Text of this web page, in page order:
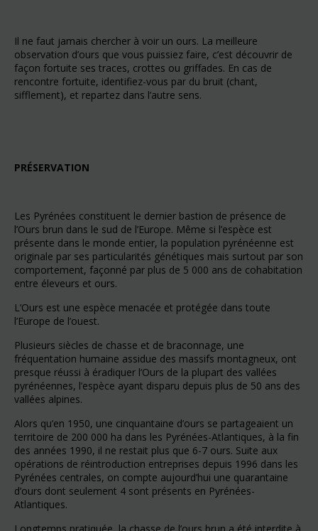
Il ne faut jamais chercher à voir un ours. La meilleure
observation d’ours que vous puissiez faire, c’est découvrir de
façon fortuite ses traces, crottes ou griffades. En cas de
rencontre fortuite, identifiez-vous par du bruit (chant,
sifflement), et repartez dans l’autre sens.
PRÉSERVATION
Les Pyrénées constituent le dernier bastion de présence de
l’Ours brun dans le sud de l’Europe. Même si l’espèce est
présente dans le monde entier, la population pyrénéenne est
originale par ses particularités génétiques mais surtout par son
comportement, façonné par plus de 5 000 ans de cohabitation
entre éleveurs et ours.
L’Ours est une espèce menacée et protégée dans toute
l’Europe de l’ouest.
Plusieurs siècles de chasse et de braconnage, une
fréquentation humaine assidue des massifs montagneux, ont
presque réussi à éradiquer l’Ours de la plupart des vallées
pyrénéennes, l’espèce ayant disparu depuis plus de 50 ans des
vallées alpines.
Alors qu’en 1950, une cinquantaine d’ours se partageaient un
territoire de 200 000 ha dans les Pyrénées-Atlantiques, à la fin
des années 1990, il ne restait plus que 6-7 ours. Suite aux
opérations de réintroduction entreprises depuis 1996 dans les
Pyrénées centrales, on compte aujourd’hui une quarantaine
d’ours dont seulement 4 sont présents en Pyrénées-
Atlantiques.
Longtemps pratiquée, la chasse de l’ours brun a été interdite à